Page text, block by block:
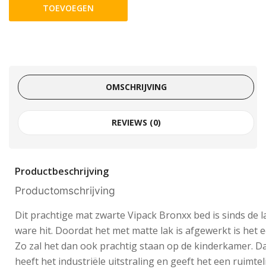
OMSCHRIJVING
REVIEWS (0)
Productbeschrijving
Productomschrijving
Dit prachtige mat zwarte Vipack Bronxx bed is sinds de
ware hit. Doordat het met matte lak is afgewerkt is het
Zo zal het dan ook prachtig staan op de kinderkamer.
heeft het industriële uitstraling en geeft het een